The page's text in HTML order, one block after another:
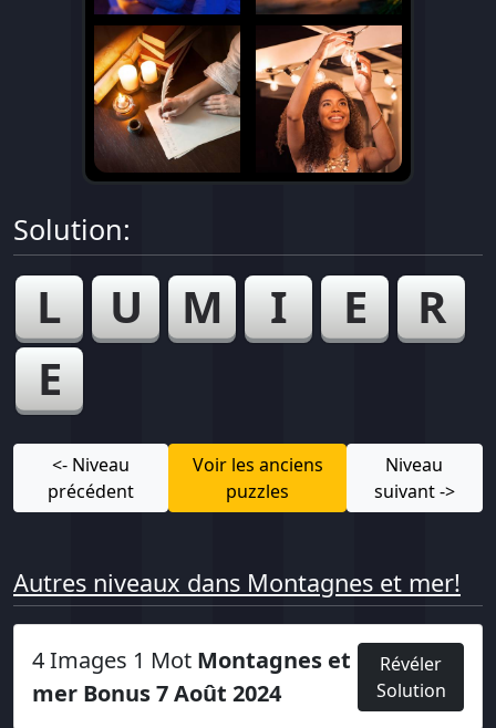
Solution:
L U M I E
R
E
<- Niveau
précédent
Voir les anciens
puzzles
Niveau
suivant ->
Autres niveaux dans Montagnes et mer!
4 Images 1 Mot Montagnes et
mer Bonus 7 Août 2024
Révéler
Solution